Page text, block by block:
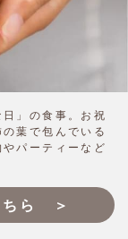
」の食事。お祝
葉で包んでいる
パーティーなど
ちら ＞